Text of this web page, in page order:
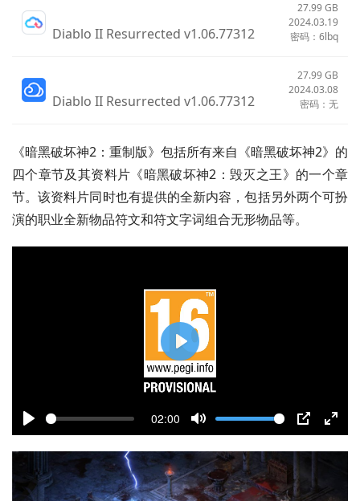
Diablo II Resurrected v1.06.77312
27.99 GB
2024.03.19
密码：6lbq
Diablo II Resurrected v1.06.77312
27.99 GB
2024.03.08
密码：无
《暗黑破坏神2：重制版》包括所有来自《暗黑破坏神2》的
四个章节及其资料片《暗黑破坏神2：毁灭之王》的一个章
节。该资料片同时也有提供的全新内容，包括另外两个可扮
演的职业全新物品符文和符文字词组合无形物品等。
P
l
a
02:00
M
u
t
P
I
P
E
n
P
l